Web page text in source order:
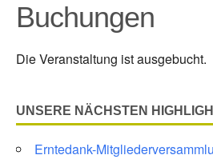
Buchungen
Die Veranstaltung ist ausgebucht.
UNSERE NÄCHSTEN
Erntedank-